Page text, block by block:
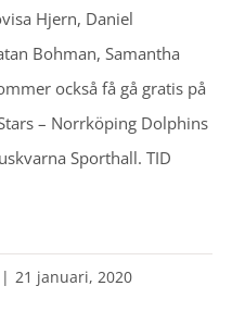
Hjern, Daniel
Bohman, Samantha
också få gå gratis på
– Norrköping Dolphins
Sporthall. TID
| 21 januari, 2020